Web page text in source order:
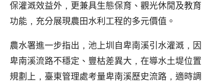
保灌溉效益外，更兼具生態保育、觀光休閒及教育
功能，充分展現農田水利工程的多元價值。
農水署進一步指出，池上圳自卑南溪引水灌溉，因
卑南溪流路不穩定、豐枯差異大，在導水土堤位置
規劃上，臺東管理處考量卑南溪歷史流路，適時調